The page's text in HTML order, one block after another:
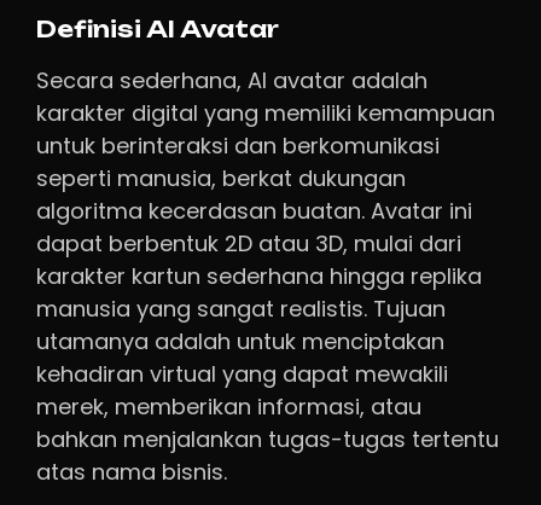
Definisi AI Avatar
Secara sederhana, AI avatar adalah
karakter digital yang memiliki kemampuan
untuk berinteraksi dan berkomunikasi
seperti manusia, berkat dukungan
algoritma kecerdasan buatan. Avatar ini
dapat berbentuk 2D atau 3D, mulai dari
karakter kartun sederhana hingga replika
manusia yang sangat realistis. Tujuan
utamanya adalah untuk menciptakan
kehadiran virtual yang dapat mewakili
merek, memberikan informasi, atau
bahkan menjalankan tugas-tugas tertentu
atas nama bisnis.